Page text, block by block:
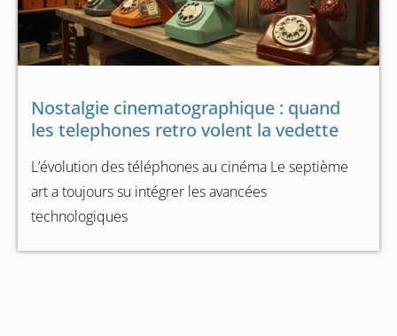
Nostalgie cinematographique : quand
les telephones retro volent la vedette
L’évolution des téléphones au cinéma Le septième
art a toujours su intégrer les avancées
technologiques